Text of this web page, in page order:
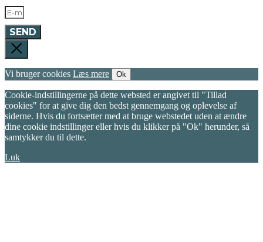
SEND
Vi bruger cookies Læs mere Ok
Cookie-indstillingerne på dette websted er angivet til "Tillad
cookies" for at give dig den bedst gennemgang og oplevelse af
siderne. Hvis du fortsætter med at bruge webstedet uden at ændre
dine cookie indstillinger eller hvis du klikker på "Ok" herunder, så
samtykker du til dette.
Luk